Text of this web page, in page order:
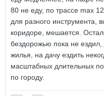
80 не еду, по трассе max
для разного инструмента,
коридоре, мешается.
бездорожью пока не
жилья, на дачу ездить
масштабных длительных
по городу.